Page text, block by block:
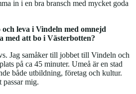
in i en bra bransch med mycket goda
leva i Vindeln med omnejd
med att bo i Västerbotten?
Jag samåker till jobbet till Vindeln och
på ca 45 minuter. Umeå är en stad
både utbildning, företag och kultur.
passar mig.